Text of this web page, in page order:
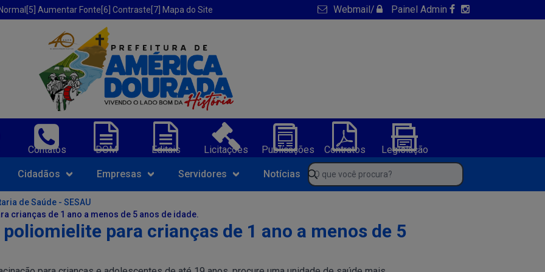
[5] Aumentar Fonte [6] Contraste [7] Mapa do Site Webmail/ Painel Admin
Dourada-BA;
Contatos DOM Editais Licitações Publicações Contratos Legislação
Navegue pelo portal da Prefeitura de America Dourada-BA
O que você procura?
Cidadãos Empresas Servidores Notícias
de Saúde - SESAU
crianças de 1 ano a menos de 5 anos de idade.
para crianças de 1 ano a menos de 5